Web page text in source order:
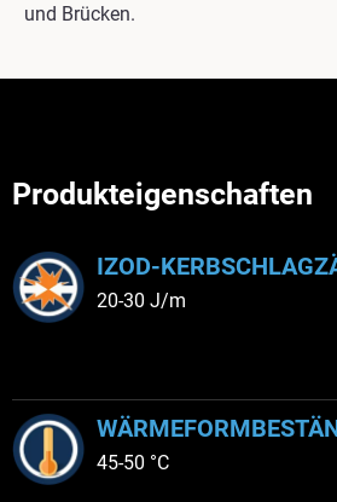
und Brücken.
Produkteigenschaften
IZOD-
20-30 J/m
45-50 °C